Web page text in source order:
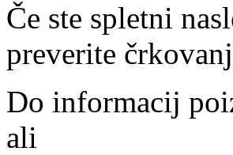
Če ste spletni
preverite
Do informacij
ali